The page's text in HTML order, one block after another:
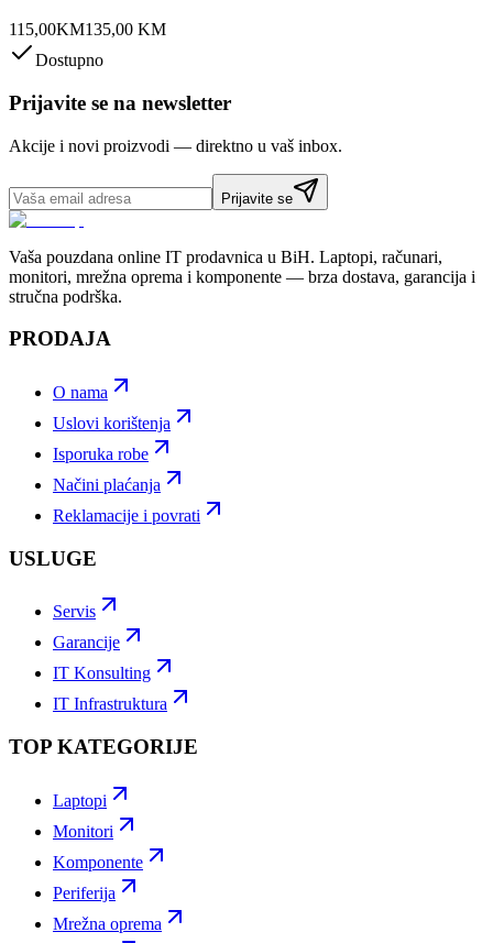
115,00KM135,00 KM
Dostupno
Prijavite se na newsletter
Akcije i novi proizvodi — direktno u vaš inbox.
Prijavite se
Vaša pouzdana online IT prodavnica u BiH. Laptopi, računari,
monitori, mrežna oprema i komponente — brza dostava, garancija i
stručna podrška.
PRODAJA
O nama
Uslovi korištenja
Isporuka robe
Načini plaćanja
Reklamacije i povrati
USLUGE
Servis
Garancije
IT Konsulting
IT Infrastruktura
TOP KATEGORIJE
Laptopi
Monitori
Komponente
Periferija
Mrežna oprema